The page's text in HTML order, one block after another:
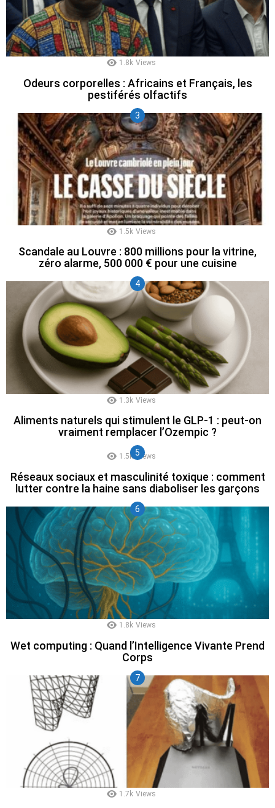
1.8k Views
Odeurs corporelles : Africains et Français, les
pestiférés olfactifs
1.5k Views
Scandale au Louvre : 800 millions pour la vitrine,
zéro alarme, 500 000 € pour une cuisine
1.3k Views
Aliments naturels qui stimulent le GLP-1 : peut-on
vraiment remplacer l’Ozempic ?
1.5k Views
Réseaux sociaux et masculinité toxique : comment
lutter contre la haine sans diaboliser les garçons
1.8k Views
Wet computing : Quand l’Intelligence Vivante Prend
Corps
1.7k Views